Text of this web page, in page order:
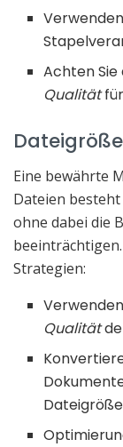
Achten Sie
Qualität
Eine bewährte
Dateien
ohne dabei die
Strategien:
Qualität